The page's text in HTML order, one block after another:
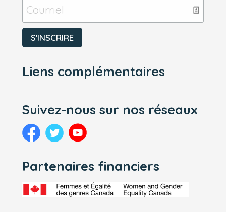
Liens complémentaires
Suivez-nous sur nos réseaux
Partenaires financiers